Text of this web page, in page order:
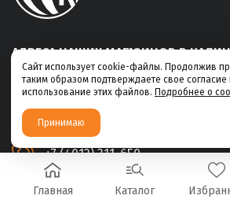
АДРЕСА НАШИХ МАГАЗИНОВ В
ул. Габайдулина, 39
+7 (4012) 311-456
ул. Ю.Маточкина, 2а
+7 (4012) 311-650
Главная Каталог
Сайт использует cookie-файлы. Продолжив
таким образом подтверждаете свое согласие
использование этих файлов. Подробнее о
Принимаю